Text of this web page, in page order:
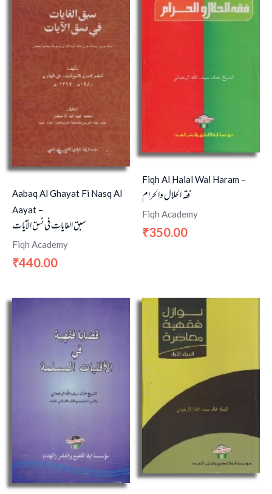
Aabaq Al Ghayat Fi Nasq Al
Aayat –
سبق الغایات في نسق الآیات
Fiqh Academy
₹440.00
Fiqh Al Halal Wal Haram –
فقہ الحلال والحرام
Fiqh Academy
₹350.00